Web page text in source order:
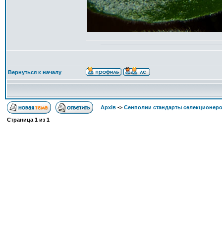
Вернуться к началу
Архів -> Сенполии стандарты
Страница 1 из 1